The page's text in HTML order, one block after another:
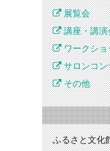
展覧会
講座・講演
ワークショ
サロンコン
その他
ふるさと文化